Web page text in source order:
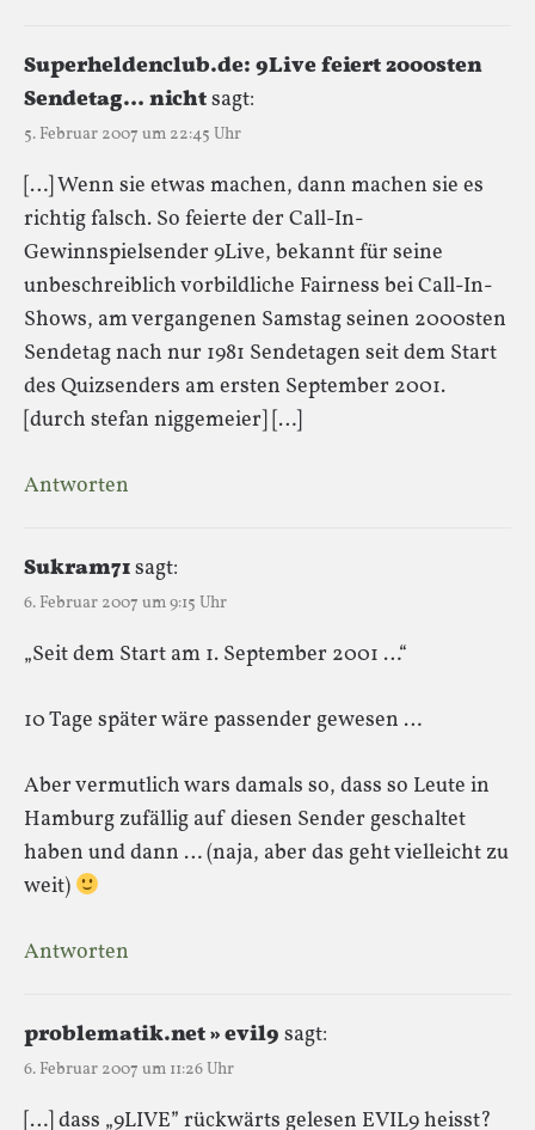
Superheldenclub.de: 9Live feiert 2000sten
Sendetag… nichtsagt:
5. Februar 2007 um 22:45 Uhr
[…] Wenn sie etwas machen, dann machen sie es
richtig falsch. So feierte der Call-In-
Gewinnspielsender 9Live, bekannt für seine
unbeschreiblich vorbildliche Fairness bei Call-In-
Shows, am vergangenen Samstag seinen 2000sten
Sendetag nach nur 1981 Sendetagen seit dem Start
des Quizsenders am ersten September 2001.
[durch stefan niggemeier] […]
Antworten
Sukram71sagt:
6. Februar 2007 um 9:15 Uhr
„Seit dem Start am 1. September 2001 …“
10 Tage später wäre passender gewesen …
Aber vermutlich wars damals so, dass so Leute in
Hamburg zufällig auf diesen Sender geschaltet
haben und dann … (naja, aber das geht vielleicht zu
weit)
Antworten
problematik.net » evil9 sagt:
6. Februar 2007 um 11:26 Uhr
[…] dass „9LIVE” rückwärts gelesen EVIL9 heisst?